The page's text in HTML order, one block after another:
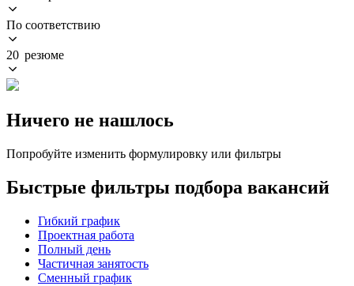
По соответствию
20 резюме
Ничего не нашлось
Попробуйте изменить формулировку или фильтры
Быстрые фильтры подбора вакансий
Гибкий график
Проектная работа
Полный день
Частичная занятость
Сменный график